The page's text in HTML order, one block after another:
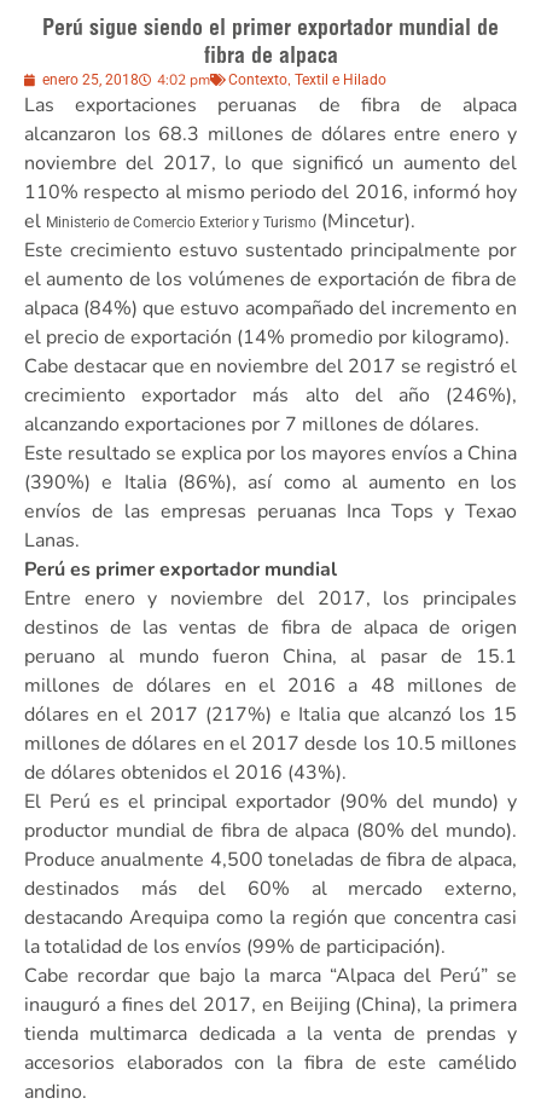
Perú sigue siendo el primer exportador mundial de
fibra de alpaca
enero 25, 2018 4:02 pm Contexto, Textil e Hilado
Las exportaciones peruanas de fibra de alpaca
alcanzaron los 68.3 millones de dólares entre enero y
noviembre del 2017, lo que significó un aumento del
110% respecto al mismo periodo del 2016, informó hoy
el Ministerio de Comercio Exterior y Turismo (Mincetur).
Este crecimiento estuvo sustentado principalmente por
el aumento de los volúmenes de exportación de fibra de
alpaca (84%) que estuvo acompañado del incremento en
el precio de exportación (14% promedio por kilogramo).
Cabe destacar que en noviembre del 2017 se registró el
crecimiento exportador más alto del año (246%),
alcanzando exportaciones por 7 millones de dólares.
Este resultado se explica por los mayores envíos a China
(390%) e Italia (86%), así como al aumento en los
envíos de las empresas peruanas Inca Tops y Texao
Lanas.
Perú es primer exportador mundial
Entre enero y noviembre del 2017, los principales
destinos de las ventas de fibra de alpaca de origen
peruano al mundo fueron China, al pasar de 15.1
millones de dólares en el 2016 a 48 millones de
dólares en el 2017 (217%) e Italia que alcanzó los 15
millones de dólares en el 2017 desde los 10.5 millones
de dólares obtenidos el 2016 (43%).
El Perú es el principal exportador (90% del mundo) y
productor mundial de fibra de alpaca (80% del mundo).
Produce anualmente 4,500 toneladas de fibra de alpaca,
destinados más del 60% al mercado externo,
destacando Arequipa como la región que concentra casi
la totalidad de los envíos (99% de participación).
Cabe recordar que bajo la marca “Alpaca del Perú” se
inauguró a fines del 2017, en Beijing (China), la primera
tienda multimarca dedicada a la venta de prendas y
accesorios elaborados con la fibra de este camélido
andino.